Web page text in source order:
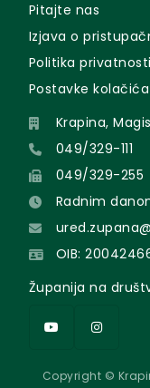
Pitajte nas
Izjava o
Politika privatnosti
Postavke kolačića
Krapina,
049/329-111
049/329-255
Radnim
OIB:
Županija na
Copyright ©